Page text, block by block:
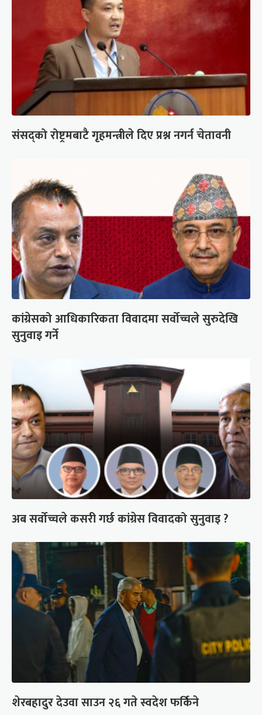
संसद्को रोष्ट्रमबाटै गृहमन्त्रीले दिए प्रश्न नगर्न चेतावनी
कांग्रेसको आधिकारिकता विवादमा सर्वोच्चले सुरुदेखि
सुनुवाइ गर्ने
अब सर्वोच्चले कसरी गर्छ कांग्रेस विवादको सुनुवाइ ?
शेरबहादुर देउवा साउन २६ गते स्वदेश फर्किने